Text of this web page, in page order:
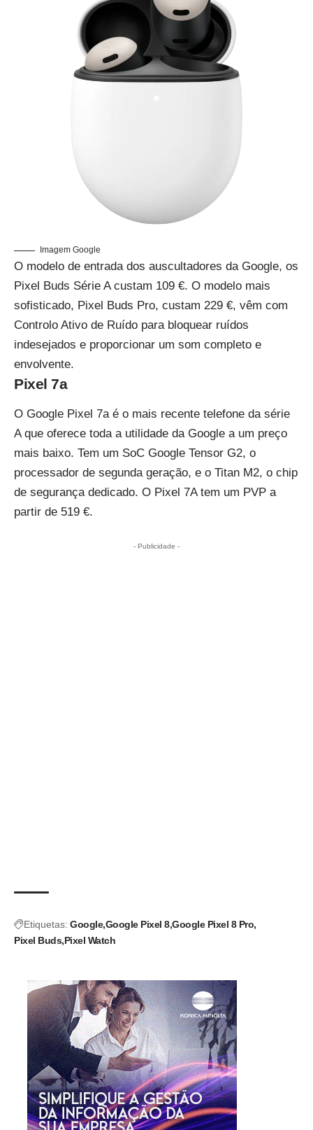
Imagem Google
O modelo de entrada dos auscultadores da Google, os
Pixel Buds Série A custam 109 €. O modelo mais
sofisticado, Pixel Buds Pro, custam 229 €, vêm com
Controlo Ativo de Ruído para bloquear ruídos
indesejados e proporcionar um som completo e
envolvente.
Pixel 7a
O Google Pixel 7a é o mais recente telefone da série
A que oferece toda a utilidade da Google a um preço
mais baixo. Tem um SoC Google Tensor G2, o
processador de segunda geração, e o Titan M2, o chip
de segurança dedicado. O Pixel 7A tem um PVP a
partir de 519 €.
- Publicidade -
Etiquetas: Google Google Pixel 8 Google Pixel 8 Pro
Pixel Buds Pixel Watch